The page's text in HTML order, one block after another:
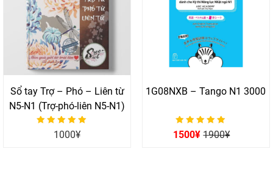
Sổ tay Trợ – Phó – Liên từ
N5-N1 (Trợ-phó-liên N5-N1)
Được xếp hạng
0
1000¥
1G08NXB – Tango N1 3000
Được xếp hạng
0
1500¥ 1900¥